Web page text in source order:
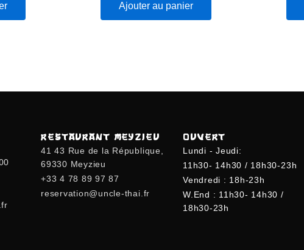
Ajouter au panier
RESTAURANT MEYZIEU
41 43 Rue de la République,
69330 Meyzieu
+33 4 78 89 97 87
reservation@uncle-thai.fr
OUVERT
Lundi - Jeudi:
11h30- 14h30 / 18h30-23h
Vendredi : 18h-23h
W.end : 11h30- 14h30 /
18h30-23h